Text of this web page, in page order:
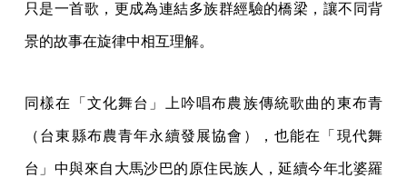
只是一首歌，更成為連結多族群經驗的橋梁，讓不同背
景的故事在旋律中相互理解。
同樣在「文化舞台」上吟唱布農族傳統歌曲的東布青
（台東縣布農青年永續發展協會），也能在「現代舞
台」中與來自大馬沙巴的原住民族人，延續今年北婆羅